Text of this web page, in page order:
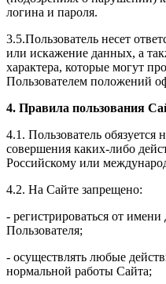
логина и пароля.
3.5.Пользователь несет
или искажение данных, а
характера, которые могут
Пользователем положений
4. Правила пользования
4.1. Пользователь обязуется
совершения каких-либо
Российскому или
4.2. На Сайте запрещено:
- регистрироваться от имени
Пользователя;
- осуществлять любые
нормальной работы Сайта;